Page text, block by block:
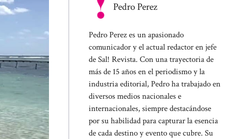
Pedro Perez
Pedro Perez es un apasionado
comunicador y el actual redactor en jefe
de Sal! Revista. Con una trayectoria de
más de 15 años en el periodismo y la
industria editorial, Pedro ha trabajado en
diversos medios nacionales e
internacionales, siempre destacándose
por su habilidad para capturar la esencia
de cada destino y evento que cubre. Su